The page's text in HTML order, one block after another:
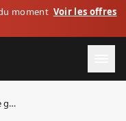
moment Voir les offres
Acheter malin sur Zalando : le guide ultime